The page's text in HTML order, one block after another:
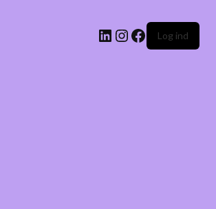
Log ind